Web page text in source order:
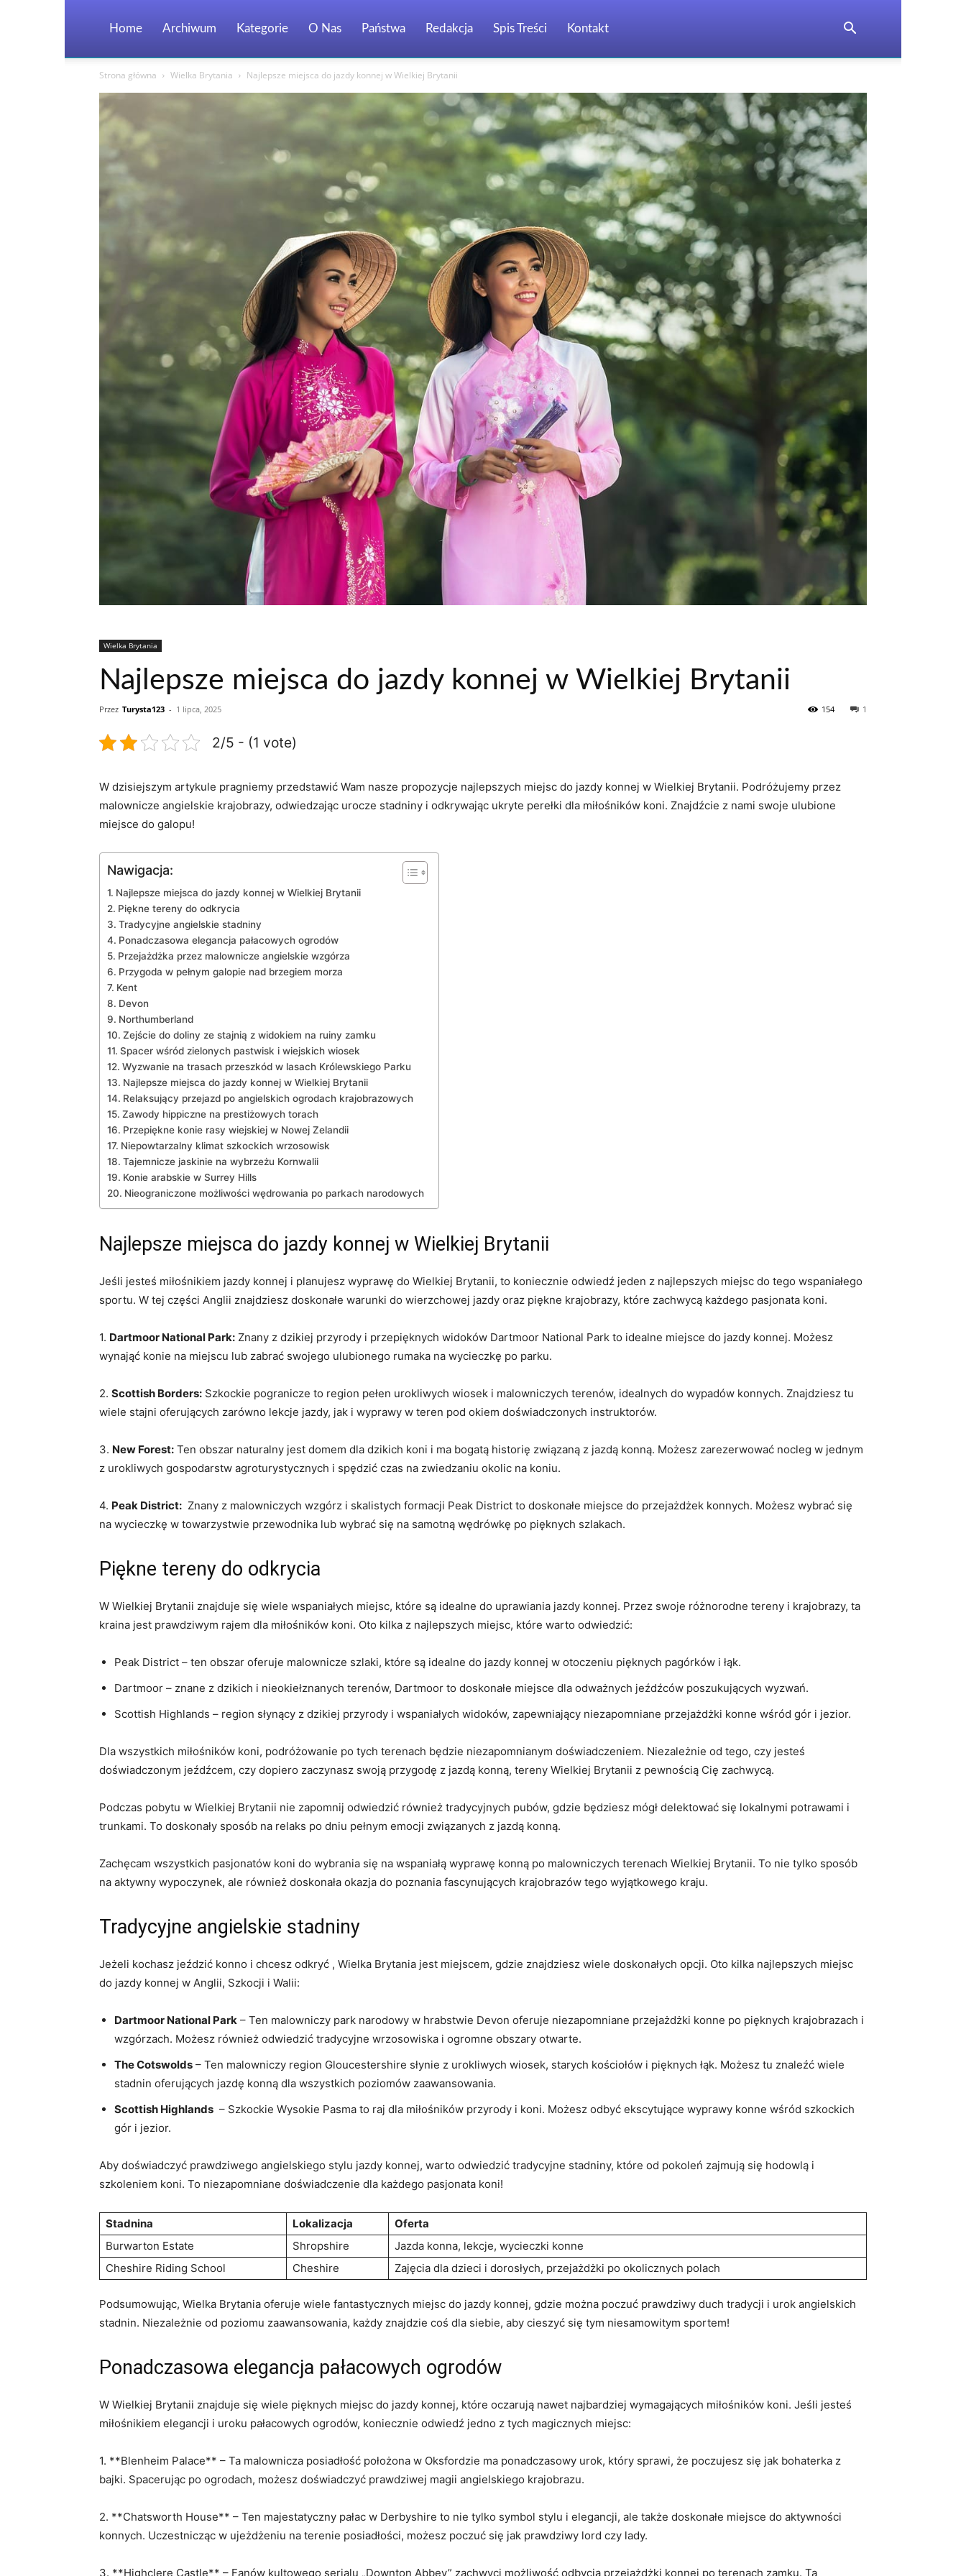
Home Archiwum Kategorie O Nas Państwa Redakcja Spis Treści Kontakt
Strona główna Wielka Brytania Najlepsze miejsca do jazdy konnej w Wielkiej Brytanii
Wielka Brytania
Najlepsze miejsca do jazdy konnej w Wielkiej Brytanii
Przez Turysta123 - 1 lipca, 2025 1
154
2/5 - (1 vote)
W dzisiejszym⁤ artykule pragniemy przedstawić Wam⁢ nasze propozycje najlepszych miejsc do jazdy konnej ‍w Wielkiej Brytanii. Podróżujemy przez
malownicze ‌angielskie krajobrazy, odwiedzając urocze stadniny i odkrywając ukryte perełki dla miłośników​ koni. Znajdźcie z nami⁢ swoje ‍ulubione
miejsce do galopu!
Nawigacja:
Najlepsze miejsca do⁣ jazdy konnej w Wielkiej Brytanii
Piękne tereny⁣ do ​odkrycia
Tradycyjne angielskie⁤ stadniny
Ponadczasowa elegancja pałacowych ogrodów
Przejażdżka przez malownicze⁤ angielskie ⁣wzgórza
Przygoda w pełnym galopie nad brzegiem morza
Kent
Devon
Northumberland
Zejście​ do ⁢doliny ze stajnią z widokiem na‌ ruiny zamku
Spacer wśród zielonych pastwisk i wiejskich wiosek
Wyzwanie na⁤ trasach przeszkód ⁣w ⁢lasach Królewskiego Parku
Najlepsze miejsca do jazdy konnej w Wielkiej Brytanii
Relaksujący przejazd ‍po angielskich ogrodach krajobrazowych
Zawody hippiczne na ​prestiżowych ‍torach
Przepiękne konie rasy ⁤wiejskiej w Nowej⁢ Zelandii
Niepowtarzalny klimat szkockich wrzosowisk
Tajemnicze jaskinie na ⁤wybrzeżu Kornwalii
Konie arabskie w Surrey Hills
Nieograniczone możliwości wędrowania po parkach narodowych
Najlepsze miejsca do⁣ jazdy konnej w Wielkiej Brytanii
Jeśli jesteś ‌miłośnikiem jazdy ⁣konnej i planujesz⁣ wyprawę ⁤do Wielkiej⁣ Brytanii, to ⁣koniecznie odwiedź jeden z najlepszych ⁤miejsc do tego wspaniałego
sportu. W tej części Anglii‌ znajdziesz doskonałe⁤ warunki ​do wierzchowej jazdy ⁣oraz piękne krajobrazy, które zachwycą ​każdego pasjonata ‍koni.
1.⁤ Dartmoor National Park: Znany ‍z dzikiej⁢ przyrody i ‌przepięknych widoków Dartmoor National Park to idealne miejsce do jazdy ​konnej. Możesz
wynająć ⁣konie na miejscu lub zabrać ‍swojego ⁢ulubionego rumaka⁣ na⁤ wycieczkę ⁤po ‌parku.
2. Scottish ⁤Borders: Szkockie pogranicze to ⁢region pełen urokliwych wiosek i ⁤malowniczych terenów, idealnych​ do​ wypadów konnych. Znajdziesz tu
wiele stajni oferujących zarówno⁣ lekcje jazdy, jak i wyprawy w ‌teren pod⁣ okiem doświadczonych instruktorów.
3. New Forest: Ten obszar naturalny⁤ jest domem ‌dla dzikich koni i ma bogatą historię związaną z jazdą konną.⁢ Możesz zarezerwować ⁢nocleg w jednym
‍z urokliwych gospodarstw agroturystycznych​ i spędzić czas ⁣na zwiedzaniu okolic na koniu.
4. Peak District: ​ Znany z malowniczych wzgórz ⁢i skalistych formacji Peak ⁢District to doskonałe miejsce do przejażdżek konnych. Możesz​ wybrać się
na​ wycieczkę⁤ w towarzystwie przewodnika lub wybrać się ‍na samotną wędrówkę po pięknych szlakach.
Piękne tereny⁣ do ​odkrycia
W Wielkiej Brytanii znajduje się‌ wiele wspaniałych miejsc, które są ⁤idealne do uprawiania jazdy konnej. Przez swoje różnorodne tereny i krajobrazy, ta‍
kraina jest ‌prawdziwym rajem dla ​miłośników​ koni. Oto kilka z najlepszych miejsc, które warto odwiedzić:
Peak District – ten obszar oferuje ​malownicze szlaki, które ⁣są idealne ⁢do jazdy konnej ⁣w otoczeniu pięknych pagórków i łąk.
Dartmoor – znane z dzikich i nieokiełznanych⁤ terenów, Dartmoor to‍ doskonałe‌ miejsce dla odważnych jeźdźców poszukujących wyzwań.
Scottish Highlands – region słynący z dzikiej​ przyrody i wspaniałych widoków,‌ zapewniający ​niezapomniane ⁢przejażdżki konne wśród gór i jezior.
Dla ⁢wszystkich miłośników koni, ⁢podróżowanie po tych⁣ terenach będzie niezapomnianym doświadczeniem. ⁢Niezależnie od ‍tego, czy jesteś
doświadczonym​ jeźdźcem,⁣ czy dopiero ​zaczynasz‌ swoją przygodę z jazdą konną, tereny⁤ Wielkiej ⁣Brytanii z pewnością Cię zachwycą.
Podczas pobytu w Wielkiej Brytanii nie zapomnij odwiedzić‌ również tradycyjnych pubów, gdzie będziesz mógł​ delektować się lokalnymi potrawami i
trunkami. To doskonały​ sposób na relaks po dniu pełnym emocji⁢ związanych⁢ z ⁢jazdą konną.
Zachęcam wszystkich pasjonatów koni do wybrania ​się na ‍wspaniałą wyprawę ⁢konną po malowniczych ⁢terenach Wielkiej⁣ Brytanii. To nie tylko sposób
na aktywny wypoczynek, ale również doskonała⁢ okazja‌ do poznania fascynujących krajobrazów tego ‍wyjątkowego kraju.
Tradycyjne angielskie⁤ stadniny
Jeżeli kochasz jeździć konno i chcesz odkryć ⁤, Wielka Brytania jest miejscem,‌ gdzie ⁤znajdziesz wiele⁣ doskonałych opcji. Oto kilka najlepszych miejsc⁣
do jazdy ⁣konnej⁢ w Anglii, Szkocji i Walii:
Dartmoor National ‌Park – Ten malowniczy park narodowy w⁣ hrabstwie ​Devon oferuje niezapomniane przejażdżki konne po pięknych krajobrazach‍ i
wzgórzach.⁤ Możesz również odwiedzić tradycyjne‌ wrzosowiska i ogromne obszary otwarte.
The Cotswolds – Ten ​malowniczy region⁤ Gloucestershire słynie z urokliwych wiosek, starych kościołów​ i pięknych łąk.⁢ Możesz tu znaleźć wiele
stadnin oferujących jazdę konną dla wszystkich poziomów zaawansowania.
Scottish⁤ Highlands ‌ – Szkockie Wysokie Pasma to raj dla miłośników przyrody i koni. ⁣Możesz odbyć ekscytujące wyprawy konne wśród‍ szkockich⁣
gór⁤ i jezior.
Aby ‍doświadczyć prawdziwego angielskiego‍ stylu jazdy konnej, warto odwiedzić​ tradycyjne‍ stadniny, które od pokoleń zajmują się‌ hodowlą ​i
szkoleniem koni. To niezapomniane doświadczenie dla każdego pasjonata koni!
Stadnina Lokalizacja
Oferta
Burwarton Estate
Shropshire
Jazda konna, lekcje,⁣ wycieczki konne
Cheshire Riding School
Cheshire Zajęcia dla dzieci i dorosłych, przejażdżki po okolicznych polach
Podsumowując, Wielka⁤ Brytania oferuje wiele fantastycznych ⁣miejsc ⁣do jazdy konnej, ‌gdzie można poczuć prawdziwy duch tradycji i urok angielskich
stadnin. ⁤Niezależnie​ od poziomu zaawansowania, każdy⁢ znajdzie coś ⁢dla siebie, ⁤aby⁢ cieszyć się tym niesamowitym sportem!
Ponadczasowa elegancja pałacowych ogrodów
W Wielkiej Brytanii znajduje się​ wiele pięknych miejsc ⁣do jazdy‍ konnej, które oczarują⁣ nawet najbardziej wymagających miłośników koni.‍ Jeśli jesteś
‌miłośnikiem⁢ elegancji⁢ i uroku pałacowych ogrodów, ‍koniecznie‍ odwiedź ‌jedno z tych magicznych miejsc:
1. **Blenheim Palace** – Ta malownicza ⁢posiadłość położona‍ w ⁣Oksfordzie ​ma ponadczasowy urok, który sprawi, że poczujesz się jak bohaterka z
bajki. Spacerując po ogrodach,⁤ możesz doświadczyć prawdziwej magii angielskiego krajobrazu.
2. **Chatsworth⁣ House** – Ten‌ majestatyczny pałac w Derbyshire to nie ‍tylko symbol stylu i elegancji, ale także doskonałe ‌miejsce do aktywności
⁣konnych. Uczestnicząc w ujeżdżeniu na‌ terenie posiadłości, możesz poczuć się jak prawdziwy lord⁢ czy lady.
3. ⁣**Highclere‌ Castle** – Fanów kultowego serialu „Downton Abbey” zachwyci możliwość odbycia przejażdżki konnej ⁢po terenach ‌zamku. Ta